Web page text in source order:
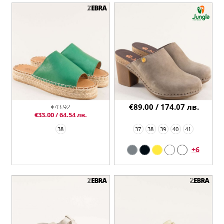
38
€43.92
€33.00 / 64.54 лв.
37 38 39 40 41
+6
€89.00 / 174.07 лв.